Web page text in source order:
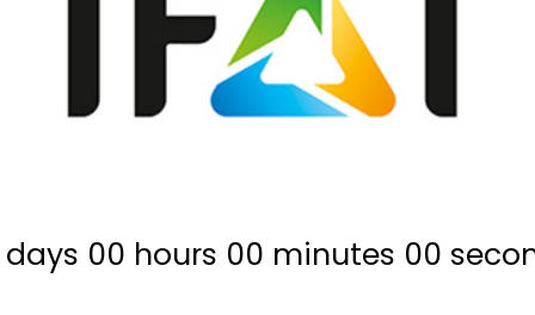
days 00 hours 00 minutes 00